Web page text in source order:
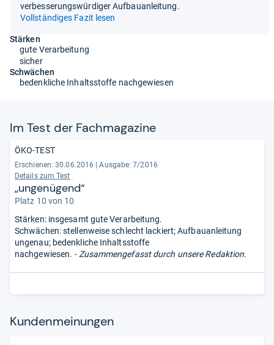
verbesserungswürdiger Aufbauanleitung.
Vollständiges Fazit lesen
Stärken
gute Verarbeitung
sicher
Schwächen
bedenkliche Inhaltsstoffe nachgewiesen
Im Test der Fach­ma­ga­zine
ÖKO-TEST
Erschienen: 30.06.2016 | Ausgabe: 7/2016
Details zum Test
„ungenügend“
Platz 10 von 10
Stärken: insgesamt gute Verarbeitung.
Schwächen: stellenweise schlecht lackiert; Aufbauanleitung
ungenau; bedenkliche Inhaltsstoffe
nachgewiesen. - Zusammengefasst durch unsere Redaktion.
Kun­den­mei­nun­gen